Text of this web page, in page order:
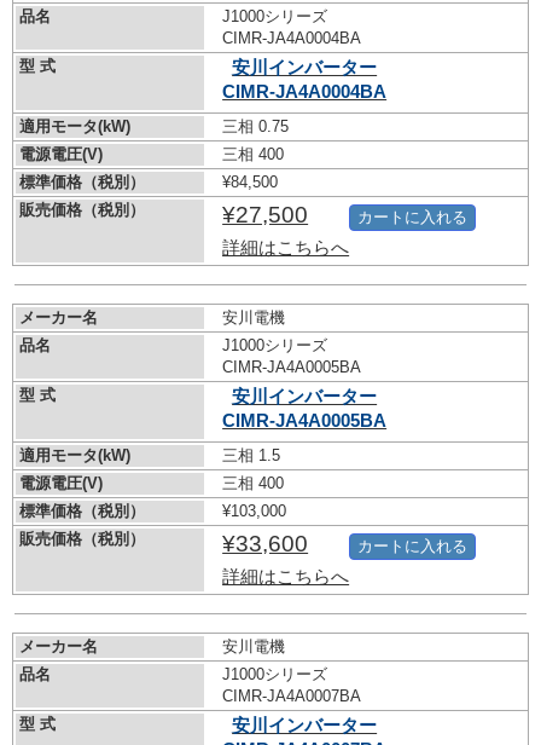
品名
J1000シリーズ
CIMR-JA4A0004BA
型 式
安川インバーター
CIMR-JA4A0004BA
適用モータ(kW)
三相 0.75
電源電圧(V)
三相 400
標準価格（税別）
¥84,500
販売価格（税別）
¥27,500
詳細はこちらへ
カートに入れる
メーカー名
安川電機
品名
J1000シリーズ
CIMR-JA4A0005BA
型 式
安川インバーター
CIMR-JA4A0005BA
適用モータ(kW)
三相 1.5
電源電圧(V)
三相 400
標準価格（税別）
¥103,000
販売価格（税別）
¥33,600
詳細はこちらへ
カートに入れる
メーカー名
安川電機
品名
J1000シリーズ
CIMR-JA4A0007BA
型 式
安川インバーター